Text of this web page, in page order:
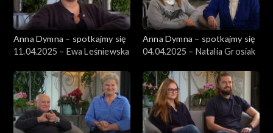
Anna Dymna – spotkajmy się
11.04.2025 – Ewa Leśniewska
Anna Dymna – spotkajmy się
04.04.2025 – Natalia Grosiak